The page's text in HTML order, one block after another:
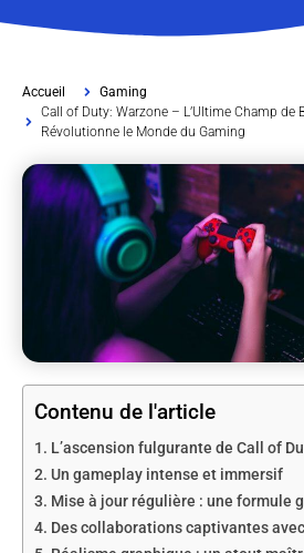
Accueil
Gaming
Call of Duty: Warzone – L’Ultime Champ de
Révolutionne le Monde du Gaming
Contenu de l'article
L’ascension fulgurante de Call of
Un gameplay intense et immersif
Mise à jour régulière : une formule
Des collaborations captivantes